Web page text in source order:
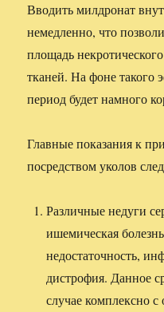
Вводить милдронат
немедленно, что
площадь
тканей. На фоне такого
период будет намного
Главные показания к
посредством уколов
Различные недуги
ишемическая
недостаточность,
дистрофия. Данное
случае комплексно